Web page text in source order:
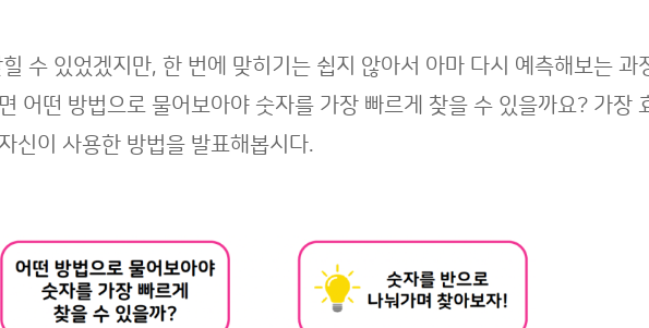
수 있었겠지만, 한 번에 맞히기는 쉽지 않아서 아마 다시 예측해보는 과
어떤 방법으로 물어보아야 숫자를 가장 빠르게 찾을 수 있을까요? 가장
신이 사용한 방법을 발표해봅시다.